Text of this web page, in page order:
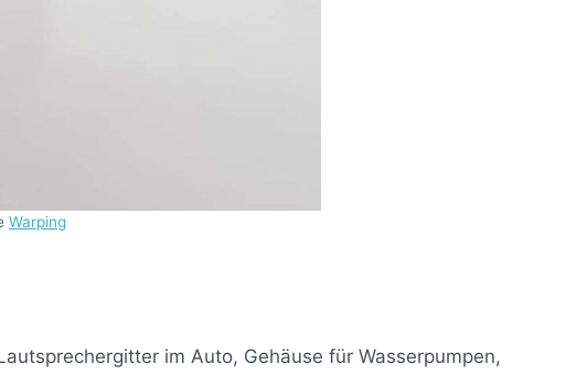
Warping
im Auto, Gehäuse für Wasserpumpen,